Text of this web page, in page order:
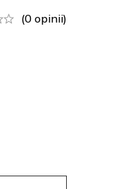
(0 opinii)